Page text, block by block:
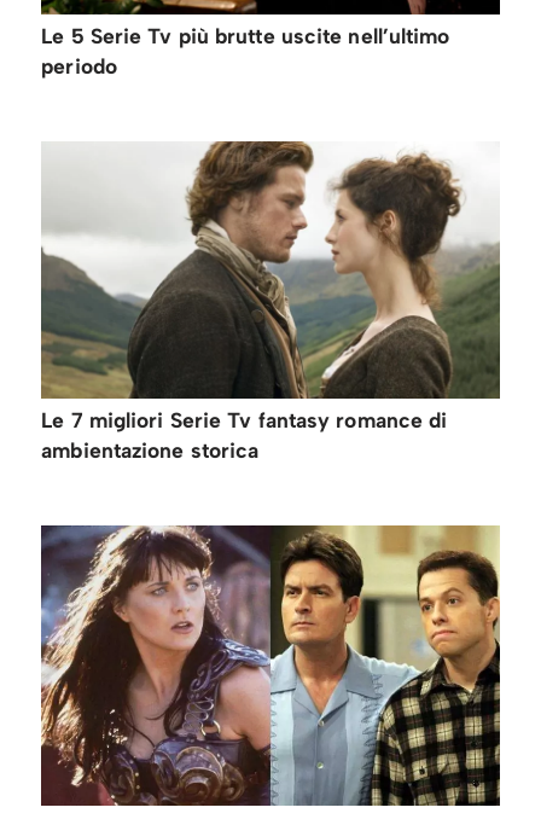
Le 5 Serie Tv più brutte uscite nell’ultimo
periodo
Le 7 migliori Serie Tv fantasy romance di
ambientazione storica